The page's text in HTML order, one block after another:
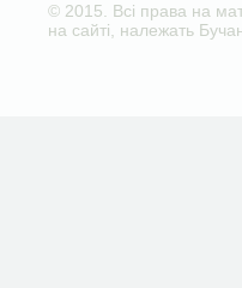
© 2015. Всі права на
на сайті, належать